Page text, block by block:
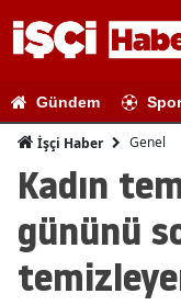
Gündem Spor
İşçi Haber Genel
Kadın
gününü